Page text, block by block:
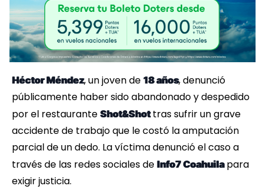
Héctor Méndez, un joven de 18 años, denunció
públicamente haber sido abandonado y despedido
por el restaurante Shot&Shottras sufrir un grave
accidente de trabajo que le costó la amputación
parcial de un dedo. La víctima denunció el caso a
través de las redes sociales de Info7 Coahuilapara
exigir justicia.